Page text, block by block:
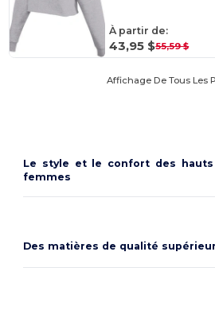
À partir de:
43,95 $55,59 $
Affichage De Tous Les
Le style et le confort des
femmes
Des matières de qualité